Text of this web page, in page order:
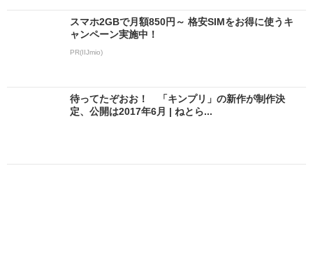
スマホ2GBで月額850円～ 格安SIMをお得に使うキ
ャンペーン実施中！
PR(IIJmio)
待ってたぞおお！ 「キンプリ」の新作が制作決
定、公開は2017年6月 | ねとら...